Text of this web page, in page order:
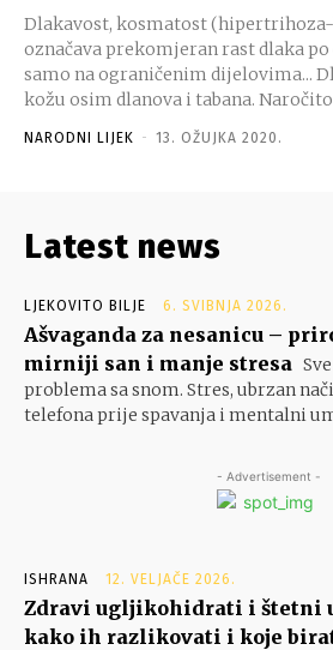
Dlakavost, kosmatost
označava prekomjeran rast dlaka
samo na ograničenim dijelovima... Dlake pokrivaju cijelu
kožu osim dlanova i tabana. Naročito
NARODNI LIJEK - 13. OŽUJKA 2020.
Latest news
LJEKOVITO BILJE 6. SVIBNJA 2026.
Ašvaganda za nesanicu –
mirniji san i manje stresa
problema sa snom. Stres, ubrzan
telefona prije spavanja i mentalni
- Advertisement -
ISHRANA 12. VELJAČE 2026.
Zdravi ugljikohidrati i štetni
kako ih razlikovati i koje